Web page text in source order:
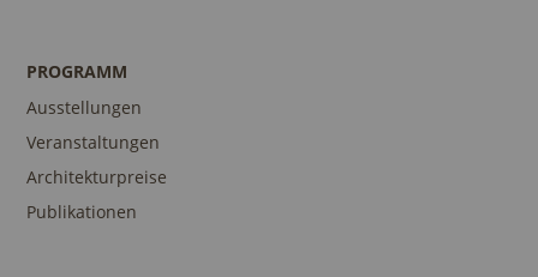
PROGRAMM
Ausstellungen
Veranstaltungen
Architekturpreise
Publikationen